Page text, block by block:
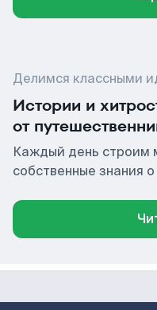
Делимся классными
Истории и
от
Каждый день строим
собственные знания